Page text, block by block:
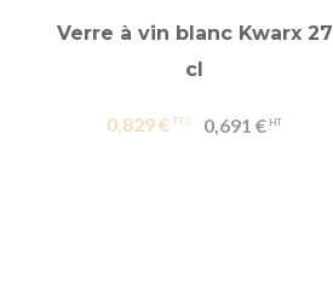
Verre à vin blanc Kwarx 27
cl
0,829 € 0,691 €